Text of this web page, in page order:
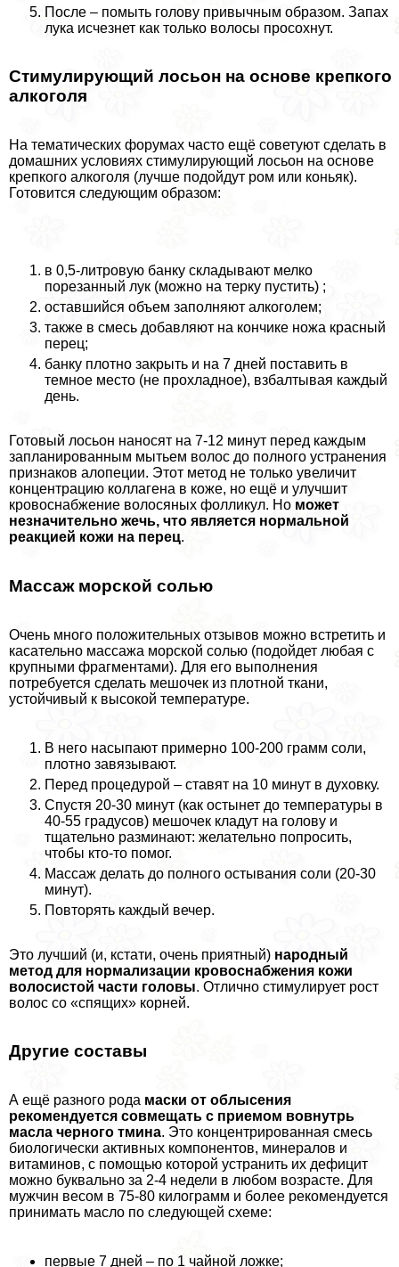
После – помыть голову привычным образом. Запах
лука исчезнет как только волосы просохнут.
Стимулирующий лосьон на основе крепкого
алкоголя
На тематических форумах часто ещё советуют сделать в
домашних условиях стимулирующий лосьон на основе
крепкого алкоголя (лучше подойдут ром или коньяк).
Готовится следующим образом:
в 0,5-литровую банку складывают мелко
порезанный лук (можно на терку пустить) ;
оставшийся объем заполняют алкоголем;
также в смесь добавляют на кончике ножа красный
перец;
банку плотно закрыть и на 7 дней поставить в
темное место (не прохладное), взбалтывая каждый
день.
Готовый лосьон наносят на 7-12 минут перед каждым
запланированным мытьем волос до полного устранения
признаков алопеции. Этот метод не только увеличит
концентрацию коллагена в коже, но ещё и улучшит
кровоснабжение волосяных фолликул. Но может
незначительно жечь, что является нормальной
реакцией кожи на перец.
Массаж морской солью
Очень много положительных отзывов можно встретить и
касательно массажа морской солью (подойдет любая с
крупными фрагментами). Для его выполнения
потребуется сделать мешочек из плотной ткани,
устойчивый к высокой температуре.
В него насыпают примерно 100-200 грамм соли,
плотно завязывают.
Перед процедурой – ставят на 10 минут в духовку.
Спустя 20-30 минут (как остынет до температуры в
40-55 градусов) мешочек кладут на голову и
тщательно разминают: желательно попросить,
чтобы кто-то помог.
Массаж делать до полного остывания соли (20-30
минут).
Повторять каждый вечер.
Это лучший (и, кстати, очень приятный) народный
метод для нормализации кровоснабжения кожи
волосистой части головы. Отлично стимулирует рост
волос со «спящих» корней.
Другие составы
А ещё разного рода маски от облысения
рекомендуется совмещать с приемом вовнутрь
масла черного тмина. Это концентрированная смесь
биологически активных компонентов, минералов и
витаминов, с помощью которой устранить их дефицит
можно буквально за 2-4 недели в любом возрасте. Для
мужчин весом в 75-80 килограмм и более рекомендуется
принимать масло по следующей схеме:
первые 7 дней – по 1 чайной ложке;